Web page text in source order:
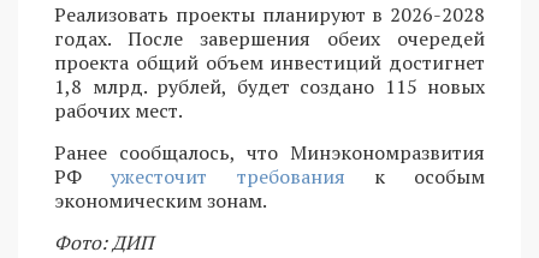
Реализовать проекты планируют в 2026-2028
годах. После завершения обеих очередей
проекта общий объем инвестиций достигнет
1,8 млрд. рублей, будет создано 115 новых
рабочих мест.
Ранее сообщалось, что Минэкономразвития
РФужесточит требования к особым
экономическим зонам.
Фото: ДИП